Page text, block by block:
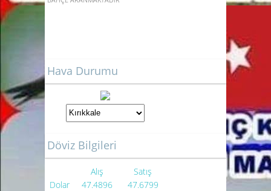
Hava Durumu
Döviz Bilgileri
Alış
Satış
Dolar
47.4896
47.6799